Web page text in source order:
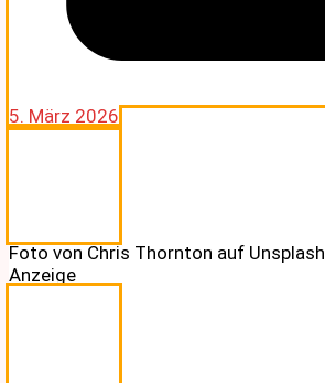
5. März 2026
Foto von Chris Thornton auf Unsplash
Anzeige